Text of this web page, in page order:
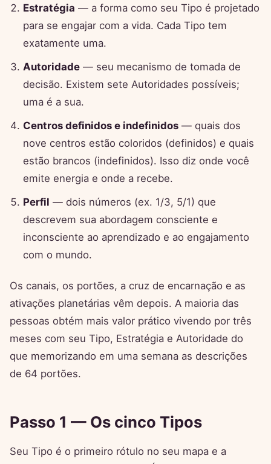
Estratégia — a forma como seu Tipo é projetado
para se engajar com a vida. Cada Tipo tem
exatamente uma.
Autoridade — seu mecanismo de tomada de
decisão. Existem sete Autoridades possíveis;
uma é a sua.
Centros definidos e indefinidos — quais dos
nove centros estão coloridos (definidos) e quais
estão brancos (indefinidos). Isso diz onde você
emite energia e onde a recebe.
Perfil — dois números (ex. 1/3, 5/1) que
descrevem sua abordagem consciente e
inconsciente ao aprendizado e ao engajamento
com o mundo.
Os canais, os portões, a cruz de encarnação e as
ativações planetárias vêm depois. A maioria das
pessoas obtém mais valor prático vivendo por três
meses com seu Tipo, Estratégia e Autoridade do
que memorizando em uma semana as descrições
de 64 portões.
Passo 1 — Os cinco Tipos
Seu Tipo é o primeiro rótulo no seu mapa e a